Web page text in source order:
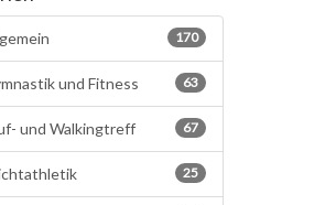
170
63
und Fitness
67
und Walkingtreff
25